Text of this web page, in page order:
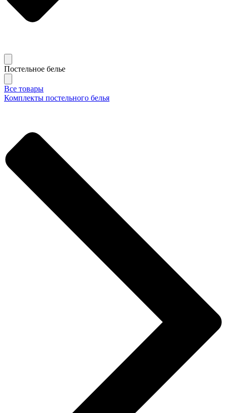
Постельное белье
Все товары
Комплекты постельного белья